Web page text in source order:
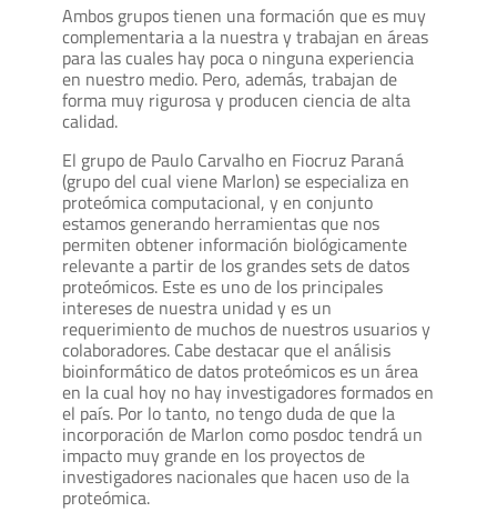
Ambos grupos tienen una formación que es muy
complementaria a la nuestra y trabajan en áreas
para las cuales hay poca o ninguna experiencia
en nuestro medio. Pero, además, trabajan de
forma muy rigurosa y producen ciencia de alta
calidad.
El grupo de Paulo Carvalho en Fiocruz Paraná
(grupo del cual viene Marlon) se especializa en
proteómica computacional, y en conjunto
estamos generando herramientas que nos
permiten obtener información biológicamente
relevante a partir de los grandes sets de datos
proteómicos. Este es uno de los principales
intereses de nuestra unidad y es un
requerimiento de muchos de nuestros usuarios y
colaboradores. Cabe destacar que el análisis
bioinformático de datos proteómicos es un área
en la cual hoy no hay investigadores formados en
el país. Por lo tanto, no tengo duda de que la
incorporación de Marlon como posdoc tendrá un
impacto muy grande en los proyectos de
investigadores nacionales que hacen uso de la
proteómica.